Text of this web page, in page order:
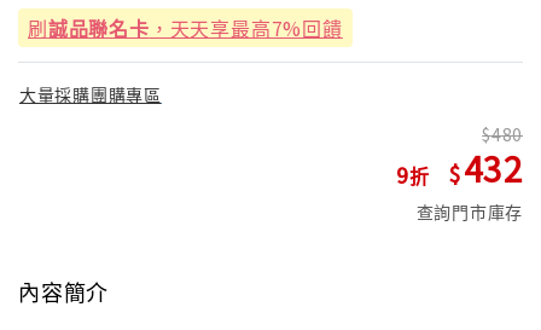
刷誠品聯名卡 ，天天享最高7%回饋
大量採購團購專區
9
480
432
查詢門市庫存
內容簡介